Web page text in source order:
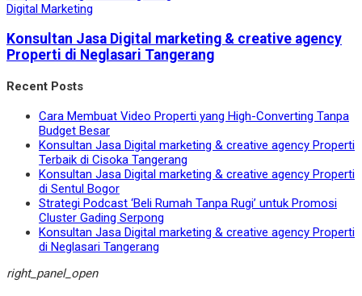
Digital Marketing
Konsultan Jasa Digital marketing & creative agency
Properti di Neglasari Tangerang
Recent Posts
Cara Membuat Video Properti yang High-Converting Tanpa
Budget Besar
Konsultan Jasa Digital marketing & creative agency Properti
Terbaik di Cisoka Tangerang
Konsultan Jasa Digital marketing & creative agency Properti
di Sentul Bogor
Strategi Podcast ‘Beli Rumah Tanpa Rugi’ untuk Promosi
Cluster Gading Serpong
Konsultan Jasa Digital marketing & creative agency Properti
di Neglasari Tangerang
right_panel_open